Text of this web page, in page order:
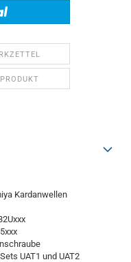
Kardanwellen
UAT1 und UAT2